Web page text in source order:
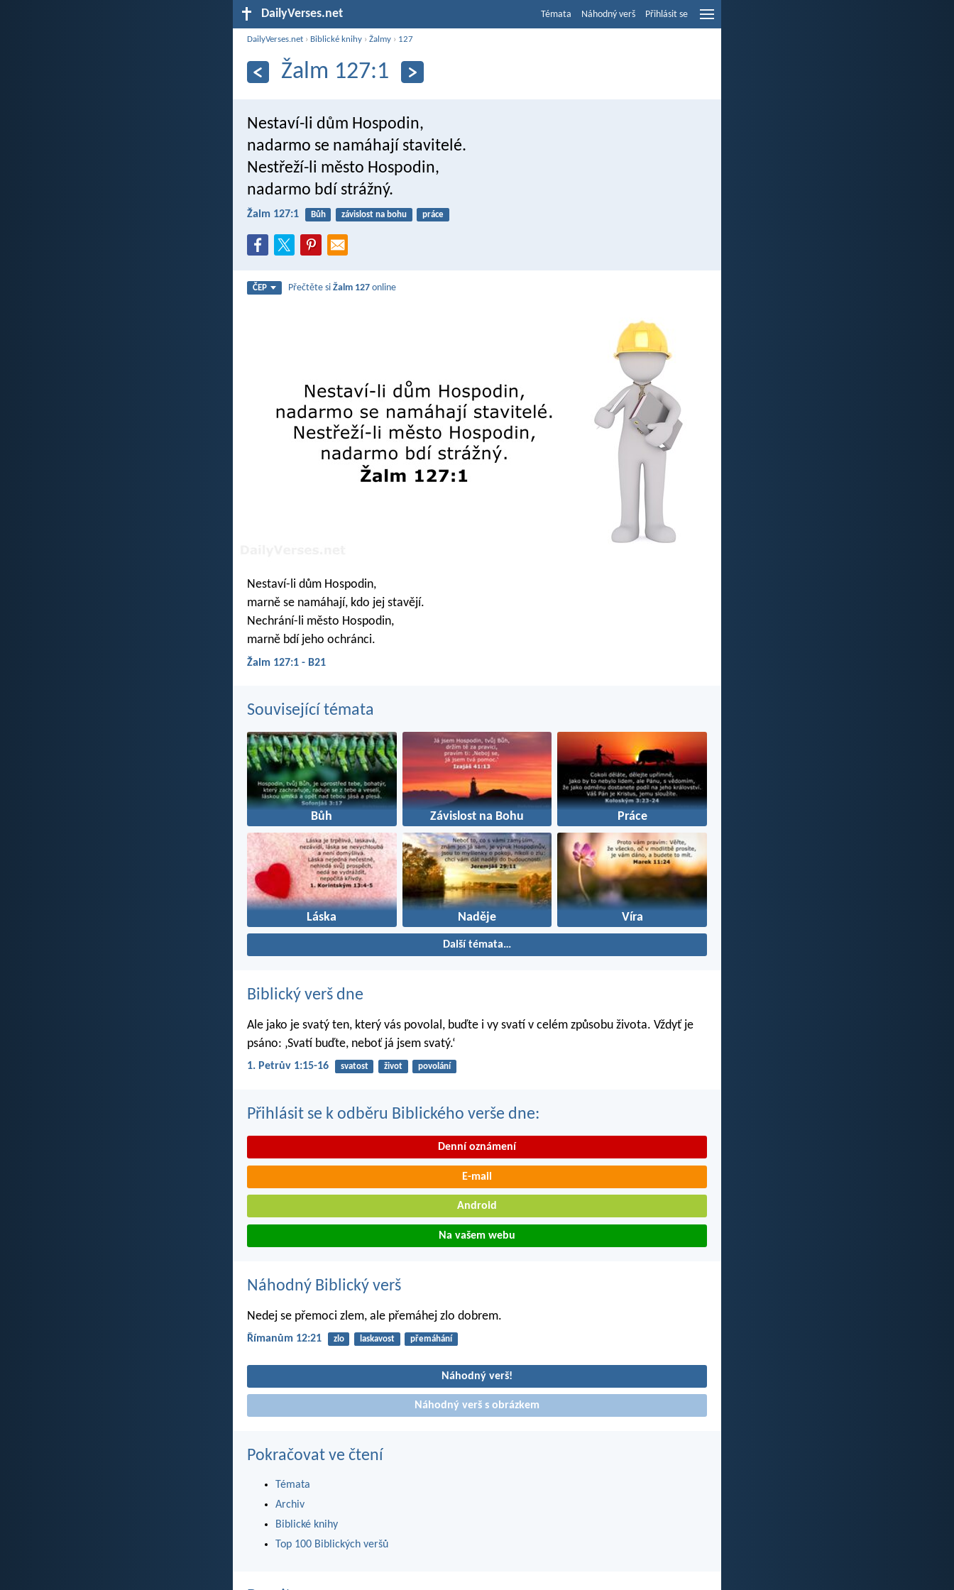
DailyVerses.net Témata Náhodný verš Přihlásit se
DailyVerses.net › Biblické knihy ›Žalmy › 127
Žalm 127:1
Nestaví-li dům Hospodin,
nadarmo se namáhají stavitelé.
Nestřeží-li město Hospodin,
nadarmo bdí strážný.
Žalm 127:1 Bůh závislost na bohu práce
ČEP Přečtěte siŽalm 127 online
Nestaví-li dům Hospodin,
marně se namáhají, kdo jej stavějí.
Nechrání-li město Hospodin,
marně bdí jeho ochránci.
Žalm 127:1 - B21
Související témata
Bůh Závislost na Bohu Práce
Láska Naděje Víra
Další témata…
Biblický verš dne
Ale jako je svatý ten, který vás povolal, buďte i vy svatí v celém způsobu života. Vždyť je
psáno: ‚Svatí buďte, neboť já jsem svatý.‘
1. Petrův 1:15-16 svatost život povolání
Přihlásit se k odběru Biblického verše dne:
Denní oznámení
E-mail
Android
Na vašem webu
Náhodný Biblický verš
Nedej se přemoci zlem, ale přemáhej zlo dobrem.
Římanům 12:21 zlo laskavost přemáhání
Náhodný verš!
Náhodný verš s obrázkem
Pokračovat ve čtení
Témata
Archiv
Biblické knihy
Top 100 Biblických veršů